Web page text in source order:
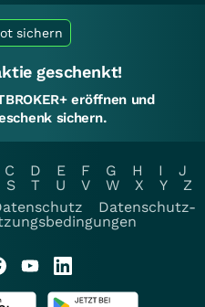
sichern
geschenkt!
eröffnen und
sichern.
C D E F G H I
J
S T U V W X Y
Z
Datenschutz-